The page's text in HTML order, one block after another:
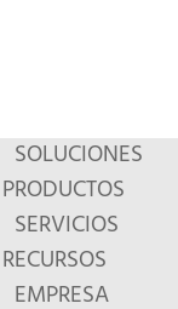
SOLUCIONES
PRODUCTOS
SERVICIOS
RECURSOS
EMPRESA